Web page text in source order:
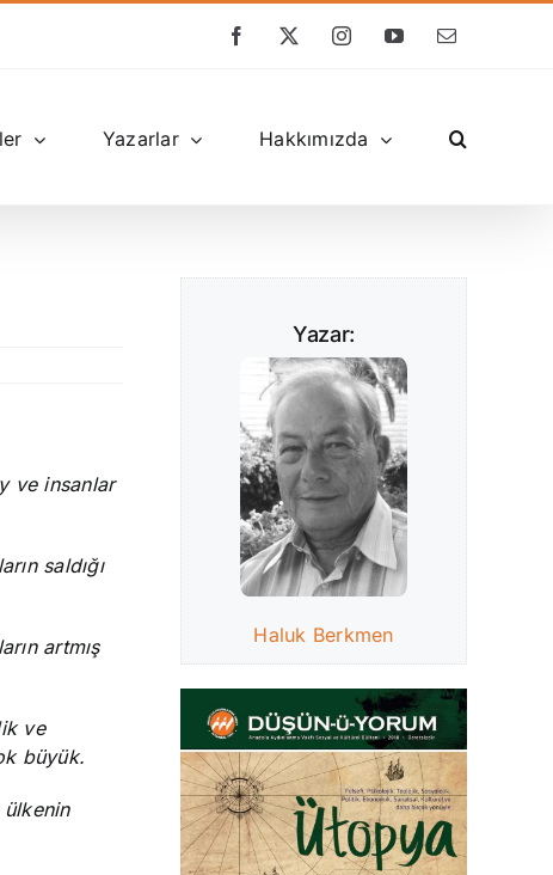
Facebook
X InstagramYouTube
E-
Yazarlar Hakkımızda
ve insanlar
saldığı
artmış
ve
büyük.
Yazar:
Haluk Berkmen